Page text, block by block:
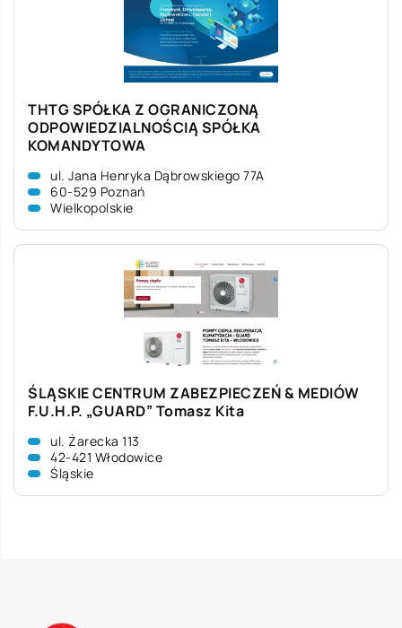
THTG SPÓŁKA Z OGRANICZONĄ
ODPOWIEDZIALNOŚCIĄ SPÓŁKA
KOMANDYTOWA
ul. Jana Henryka Dąbrowskiego 77A
60-529 Poznań
Wielkopolskie
ŚLĄSKIE CENTRUM ZABEZPIECZEŃ & MEDIÓW
F.U.H.P. „GUARD” Tomasz Kita
ul. Żarecka 113
42-421 Włodowice
Śląskie